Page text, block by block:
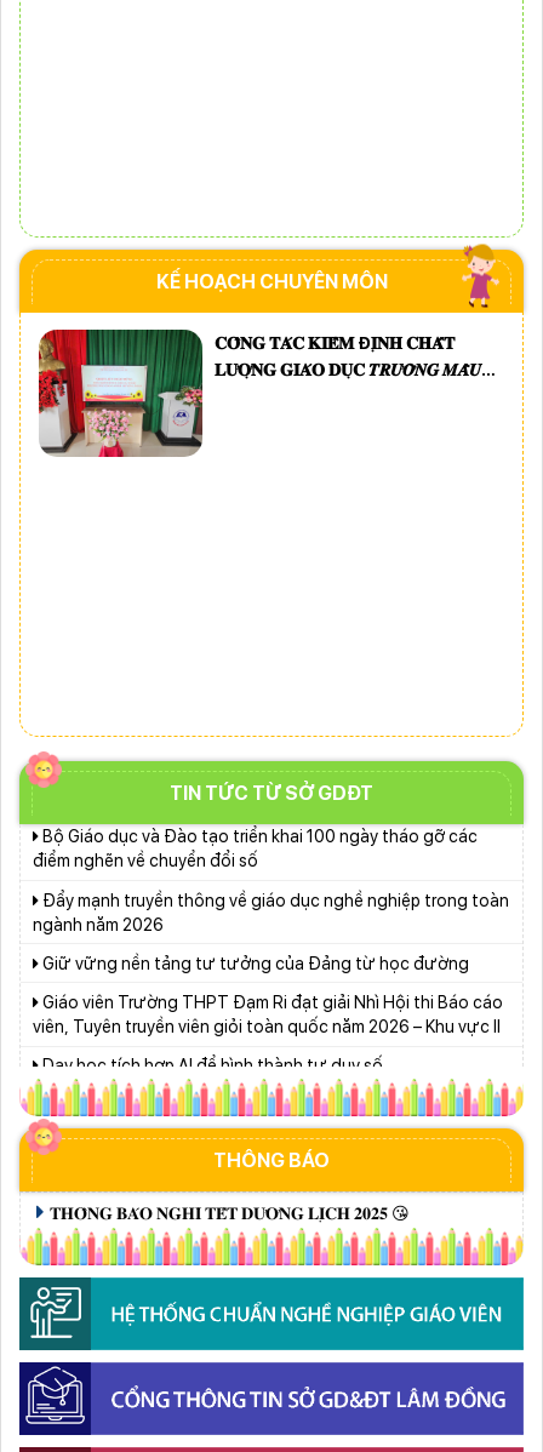
KẾ HOẠCH CHUYÊN MÔN
𝐂𝐎̂𝐍𝐆 𝐓𝐀́𝐂 𝐊𝐈𝐄̂̉𝐌 Đ𝐈̣𝐍𝐇 𝐂𝐇𝐀̂́𝐓
𝐋𝐔̛𝐎̛̣𝐍𝐆 𝐆𝐈𝐀́𝐎 𝐃𝐔̣𝐂 𝑻𝑹𝑼̛𝑶̛̀𝑵𝑮 𝑴𝑨̂̃𝑼
TIN TỨC TỪ SỞ GDĐT
Bảo đảm ngày khai giảng thực sự là ngày hội của học sinh
và giáo viên
Khát khao thay đổi cuộc sống bằng con đường học tập
Từ khát vọng dân giàu, nước mạnh đến lý luận kinh tế thị
trường định hướng XHCN trong kỷ nguyên mới - Bài 2: Khơi
thông nguồn lực, vững bước tiến vào kỷ nguyên mới (tiếp
theo và hết)
Từ khát vọng dân giàu, nước mạnh đến lý luận kinh tế thị
trường định hướng XHCN trong kỷ nguyên mới - Bài 1: Khẳng
định tư tưởng Hồ Chí Minh, đấu tranh với luận điệu xuyên tạc
phòng, chống đuối nước và sơ cấp cứu cho thanh thiếu nhi
Bộ Giáo dục và Đào tạo triển khai 100 ngày tháo gỡ các
Đẩy mạnh truyền thông về giáo dục nghề nghiệp trong toàn
Giữ vững nền tảng tư tưởng của Ðảng từ học đường
Dạy học tích hợp AI để hình thành tư duy số
“Ngôi nhà nhân ái” chắp cánh ước mơ đến trường
đảm điều kiện cho năm học mới
Huy động gần 470 triệu đồng từ phong trào “Trường giúp
Thí sinh đạt 28,5 điểm xét tuyển nhưng ôm mẹ khóc vì lý do
này...
Ngành Giáo dục Lâm Đồng lan tỏa đạo lý “Uống nước nhớ
nguồn”
Đoàn Sở Giáo dục và Đào tạo Lâm Đồng giành 13 huy
chương môn Karate
Bảo đảm ngày khai giảng thực sự là ngày hội của học sinh
và giáo viên
THÔNG BÁO
𝐓𝐇𝐎̂𝐍𝐆 𝐁𝐀́𝐎 𝐍𝐆𝐇𝐈̉ 𝐓𝐄̂́𝐓 𝐃𝐔̛𝐎̛𝐍𝐆 𝐋𝐈̣𝐂𝐇 𝟐𝟎𝟐𝟓 😘